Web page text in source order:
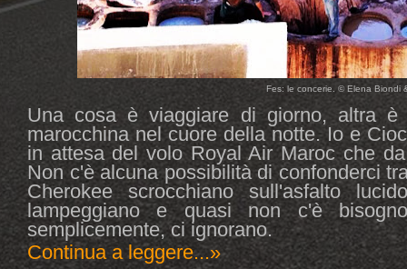
Fes: le concerie. © Elena Biondi
Una cosa è viaggiare di giorno, altra
marocchina nel cuore della notte. Io e
in attesa del volo Royal Air Maroc che
Non c'è alcuna possibilità di confonderci
Cherokee scrocchiano sull'asfalto
lampeggiano e quasi non c'è
semplicemente, ci ignorano.
Continua a leggere...»